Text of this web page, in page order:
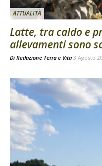
ATTUALITÀ
Latte, tra caldo e
allevamenti sono
Di Redazione Terra e Vita 3 Agosto